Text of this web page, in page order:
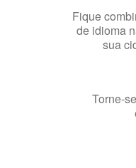
Fique
de idioma
sua